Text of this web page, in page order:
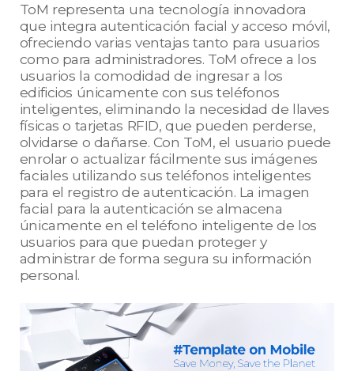
ToM representa una tecnología innovadora
que integra autenticación facial y acceso móvil,
ofreciendo varias ventajas tanto para usuarios
como para administradores. ToM ofrece a los
usuarios la comodidad de ingresar a los
edificios únicamente con sus teléfonos
inteligentes, eliminando la necesidad de llaves
físicas o tarjetas RFID, que pueden perderse,
olvidarse o dañarse. Con ToM, el usuario puede
enrolar o actualizar fácilmente sus imágenes
faciales utilizando sus teléfonos inteligentes
para el registro de autenticación. La imagen
facial para la autenticación se almacena
únicamente en el teléfono inteligente de los
usuarios para que puedan proteger y
administrar de forma segura su información
personal.